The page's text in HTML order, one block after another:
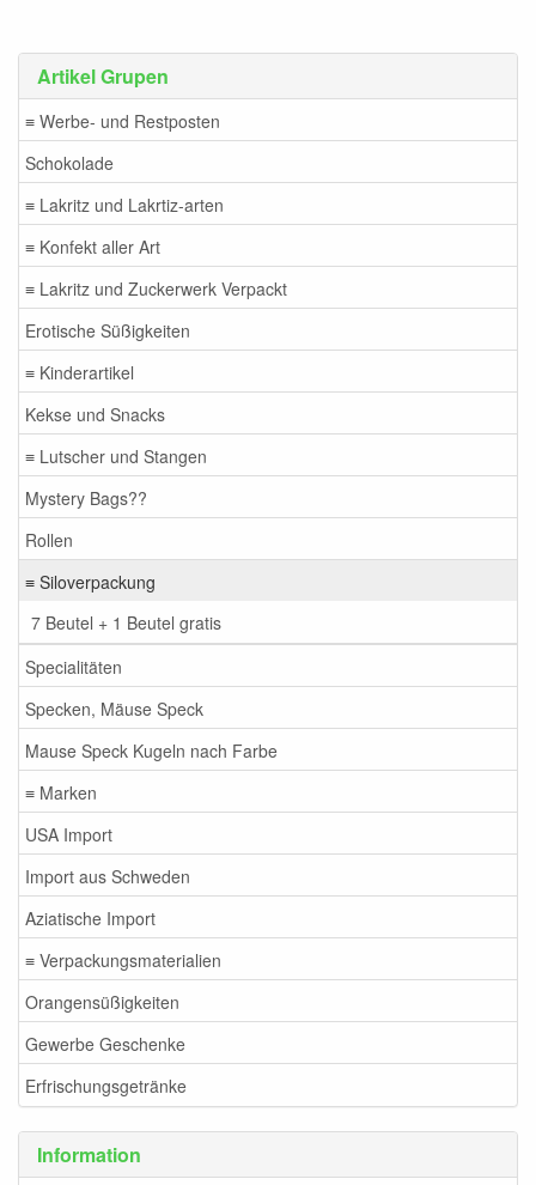
Artikel Grupen
≡ Werbe- und Restposten
Schokolade
≡ Lakritz und Lakrtiz-arten
≡ Konfekt aller Art
≡ Lakritz und Zuckerwerk Verpackt
Erotische Süßigkeiten
≡ Kinderartikel
Kekse und Snacks
≡ Lutscher und Stangen
Mystery Bags??
Rollen
≡ Siloverpackung
7 Beutel + 1 Beutel gratis
Specialitäten
Specken, Mäuse Speck
Mause Speck Kugeln nach Farbe
≡ Marken
USA Import
Import aus Schweden
Aziatische Import
≡ Verpackungsmaterialien
Orangensüßigkeiten
Gewerbe Geschenke
Erfrischungsgetränke
Information